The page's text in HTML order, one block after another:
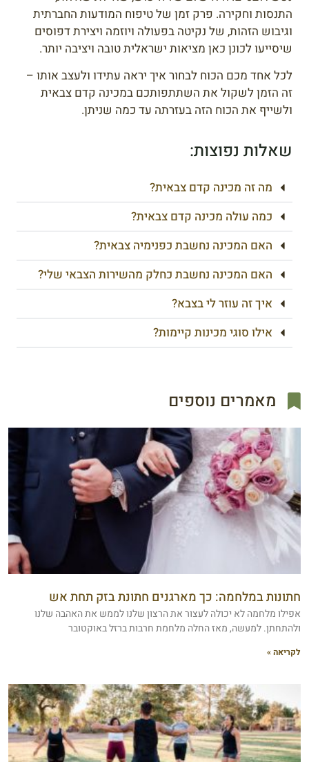
התנסות וחקירה. פרק זמן של טיפוח המודעות החברתית
וגיבוש הזהות, של נקיטה בפעולה ויוזמה ויצירת דפוסים
שיסייעו לכונן כאן מציאות ישראלית טובה ויציבה יותר.
לכל אחד מכם הכוח לבחור איך יראה עתידו ולעצב אותו –
זה הזמן לשקול את השתתפותכם במכינה קדם צבאית
ולשייף את הכוח הזה בעזרתה עד כמה שניתן.
שאלות נפוצות:
מה זה מכינה קדם צבאית?
כמה עולה מכינה קדם צבאית?
האם המכינה נחשבת כפנימיה צבאית?
האם המכינה נחשבת כחלק מהשירות הצבאי שלי?
איך זה עוזר לי בצבא?
אילו סוגי מכינות קיימות?
מאמרים נוספים
חתונות במלחמה: כך מארגנים חתונת בזק תחת אש
אפילו מלחמה לא יכולה לעצור את הרצון שלנו לממש את האהבה שלנו
ולהתחתן. למעשה, מאז החלה מלחמת חרבות ברזל באוקטובר
לקריאה »